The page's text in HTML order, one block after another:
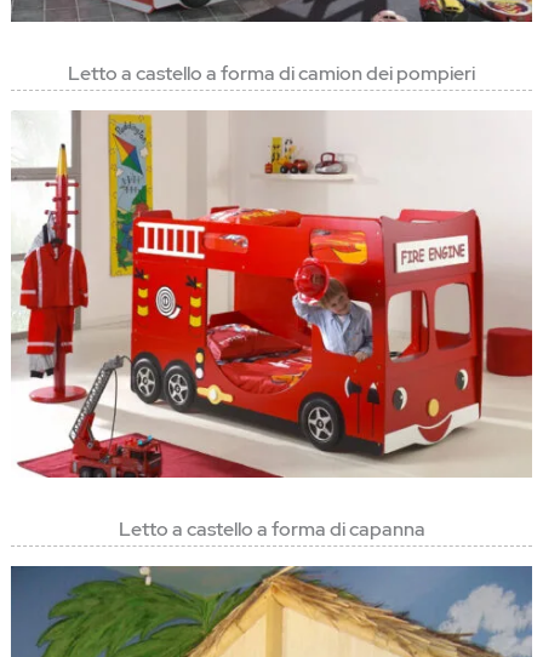
Letto a castello a forma di camion dei pompieri
Letto a castello a forma di capanna